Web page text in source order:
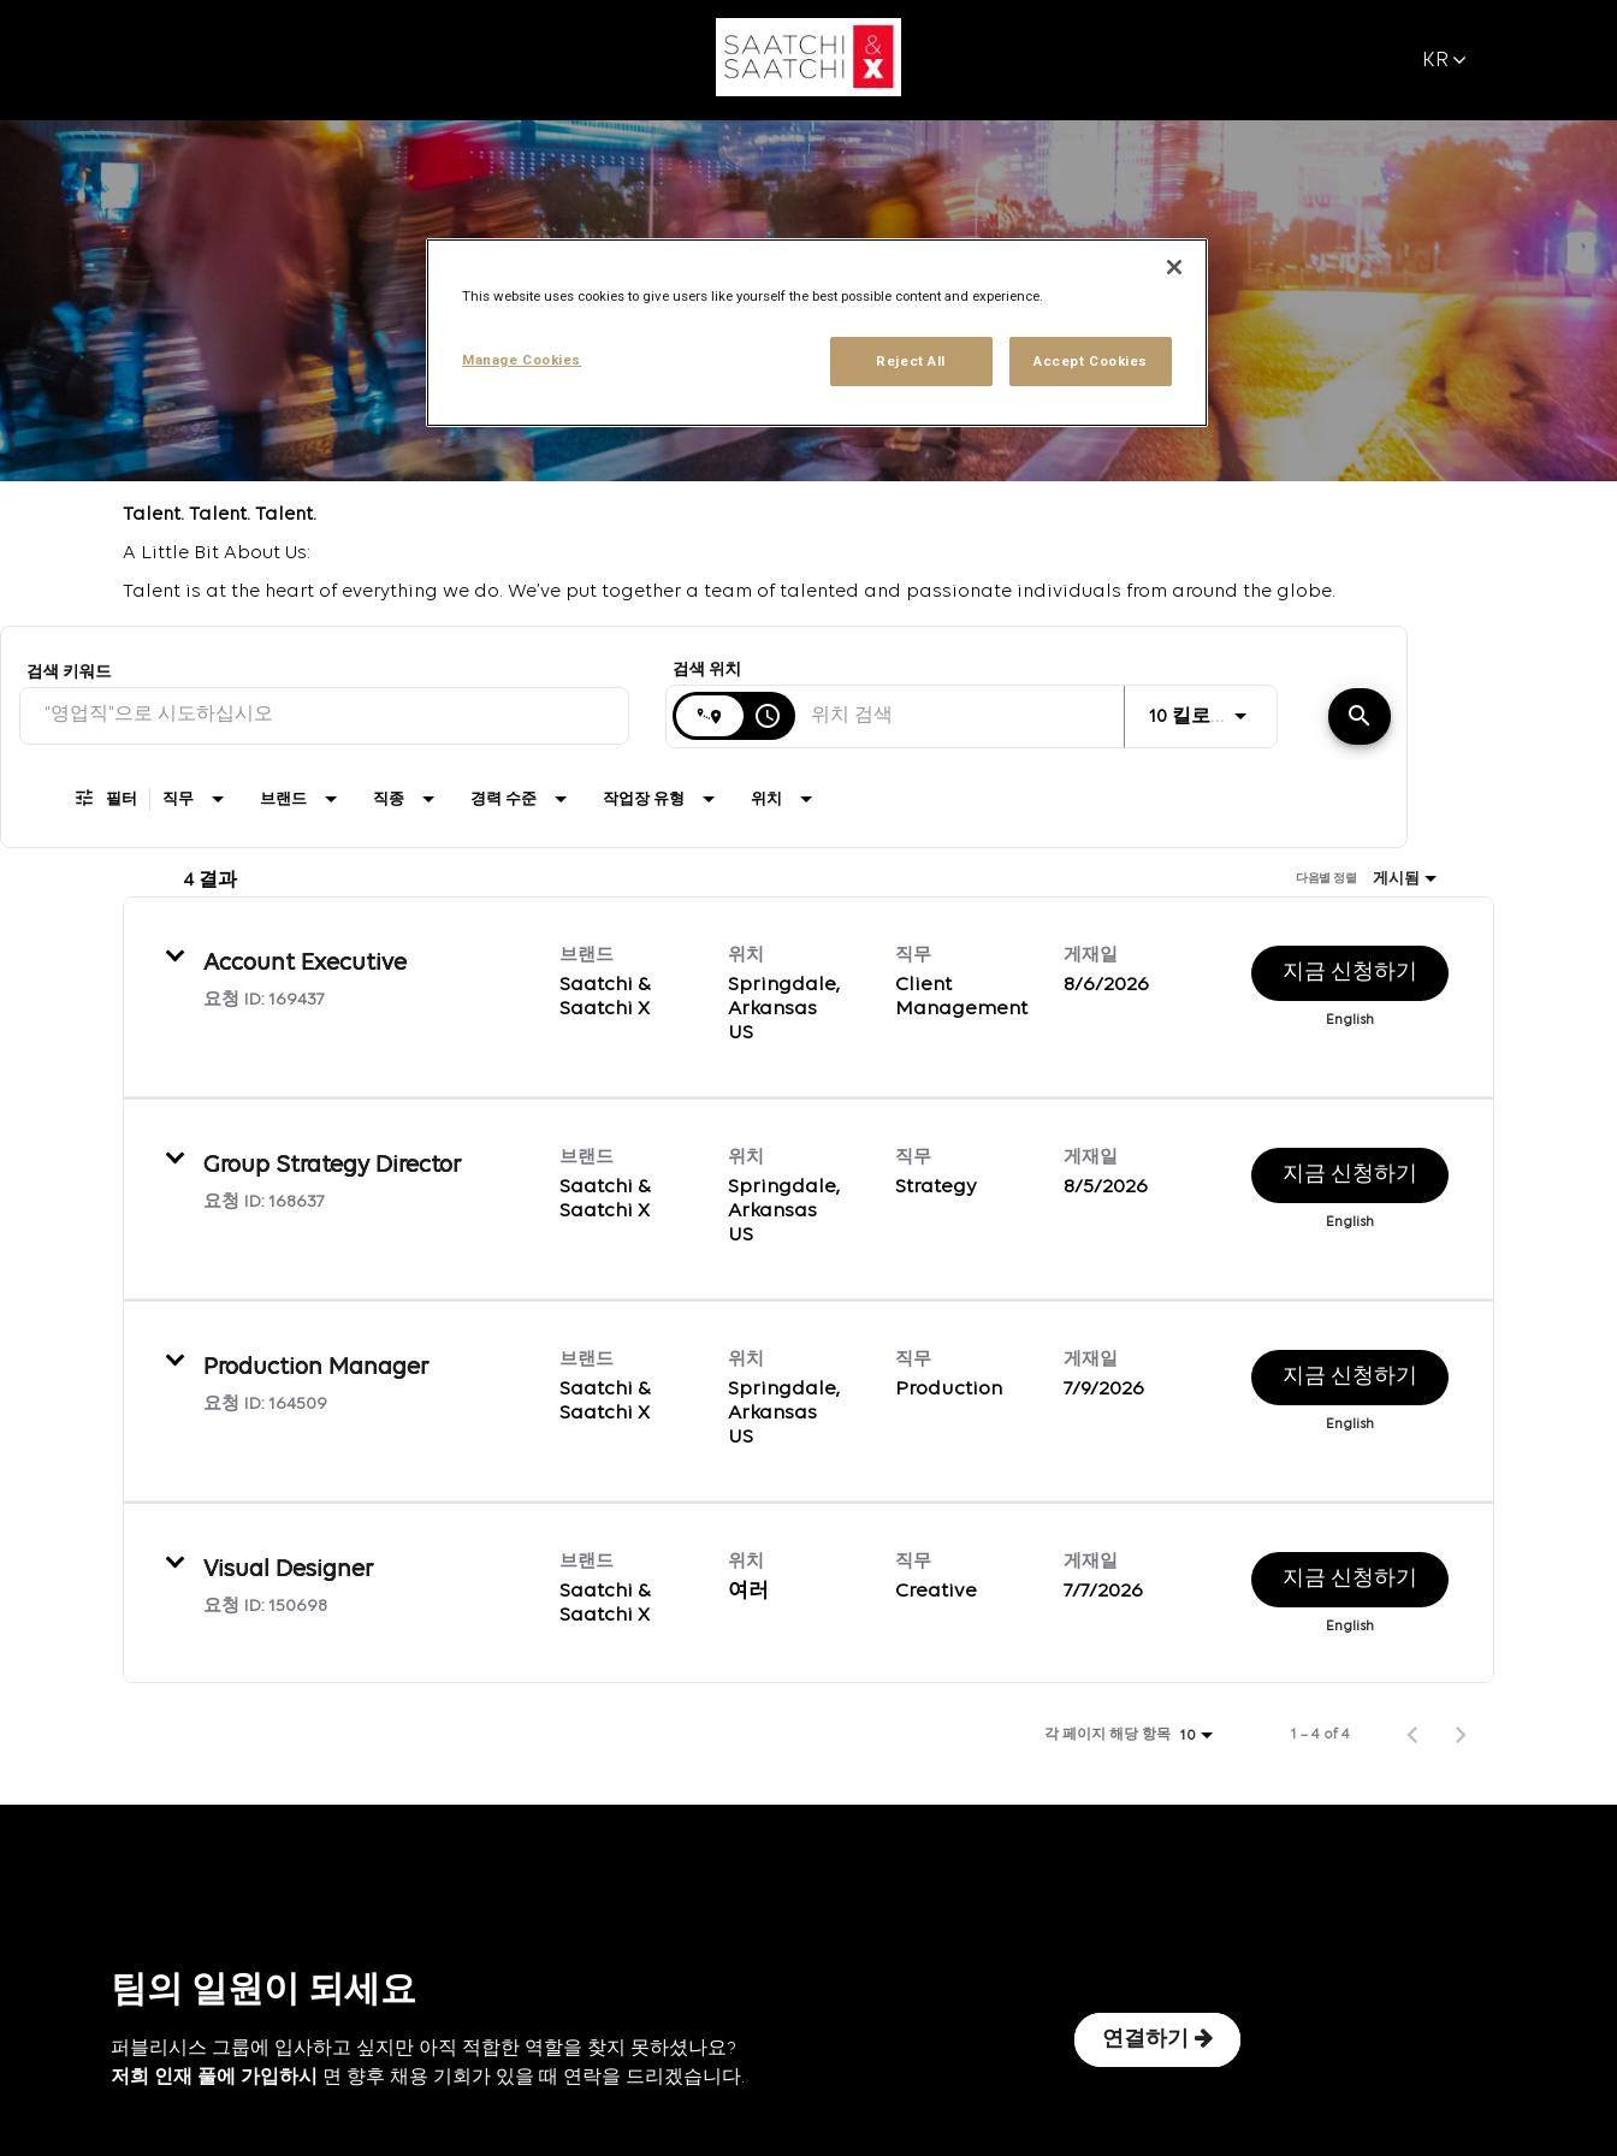
KR
Talent. Talent. Talent.
A Little Bit About Us:
Talent is at the heart of everything we do. We’ve put together a team of talented and passionate individuals from around the globe.
Job Search Page
검색 키워드
access_time
검색 위치
10 킬로미터 search
필터 직무 브랜드 직종 경력 수준 작업장 유형 위치
4 결과 게시됨
다음별 정렬
Account Executive
요청 ID: 169437
브랜드
Saatchi &
Saatchi X
위치
Springdale,
Arkansas
US
직무
Client
Management
게재일
8/6/2026
지금 신청하기
English
Group Strategy Director
요청 ID: 168637
브랜드
Saatchi &
Saatchi X
위치
Springdale,
Arkansas
US
직무
Strategy
게재일
8/5/2026
지금 신청하기
English
Production Manager
요청 ID: 164509
브랜드
Saatchi &
Saatchi X
위치
Springdale,
Arkansas
US
직무
Production
게재일
7/9/2026
지금 신청하기
English
Visual Designer
요청 ID: 150698
브랜드
Saatchi &
Saatchi X
위치
여러
직무
Creative
게재일
7/7/2026
지금 신청하기
English
각 페이지 해당 항목 10 1 – 4 of 4
팀의 일원이 되세요
퍼블리시스 그룹에 입사하고 싶지만 아직 적합한 역할을 찾지 못하셨나요?
저희 인재 풀에 가입하시
면 향후 채용 기회가 있을 때 연락을 드리겠습니다.
연결하기
This website uses cookies to give users like yourself the best possible content and experience.
Reject All Accept Cookies
Manage Cookies